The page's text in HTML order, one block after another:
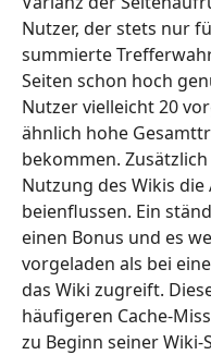
Nutzer, der stets nur
summierte
Seiten schon hoch
Nutzer vielleicht 20
ähnlich hohe
bekommen.
Nutzung des Wikis
beienflussen. Ein
einen Bonus und es
vorgeladen als bei
das Wiki zugreift.
häufigeren Cache-
zu Beginn seiner